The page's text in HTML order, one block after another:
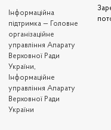
Iнформаційна
підтримка — Головне
організаційне
управління Апарату
Верховної Ради
України,
Інформаційне
управління Апарату
Верховної Ради
України